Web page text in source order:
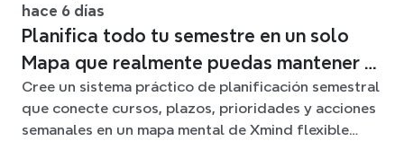
hace 6 días
Planifica todo tu semestre en un solo
Mapa que realmente puedas mantener al
día
Cree un sistema práctico de planificación semestral
que conecte cursos, plazos, prioridades y acciones
semanales en un mapa mental de Xmind flexible